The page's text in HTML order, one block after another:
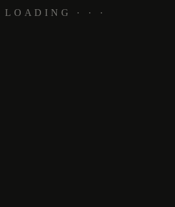
LOADING · · ·